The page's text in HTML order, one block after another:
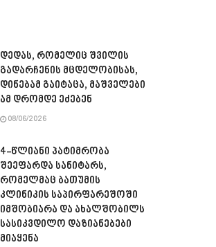
დედას, რომელიც შვილის
გადარჩენის მცდელობისას,
დინებამ გაიტაცა, მაშველები
ამ დრომდე ეძებენ
08/06/2026
4-წლიანი პატიმრობა
შეეფარდა სანიტარს,
რომელმაც ბათუმის
კლინიკის საპირფარეშოში
იმშობიარა და ახალშობილს
სასიკვდილო დაზიანებები
მიაყენა